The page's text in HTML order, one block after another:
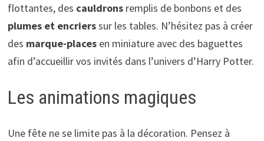
flottantes, des cauldronsremplis de bonbons et des
plumes et encrierssur les tables. N’hésitez pas à créer
des marque-placesen miniature avec des baguettes
afin d’accueillir vos invités dans l’univers d’Harry Potter.
Les animations magiques
Une fête ne se limite pas à la décoration. Pensez à